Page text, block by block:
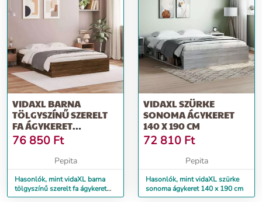
VIDAXL BARNA
TÖLGYSZÍNŰ SZERELT
FA ÁGYKERET
FIÓKOKKAL 140 X 190
CM
76 850 Ft
Pepita
Hasonlók, mint vidaXL barna
tölgyszínű szerelt fa ágykeret
fiókokkal 140 x 190 cm
VIDAXL SZÜRKE
SONOMA ÁGYKERET
140 X 190 CM
72 810 Ft
Pepita
Hasonlók, mint vidaXL szürke
sonoma ágykeret 140 x 190 cm